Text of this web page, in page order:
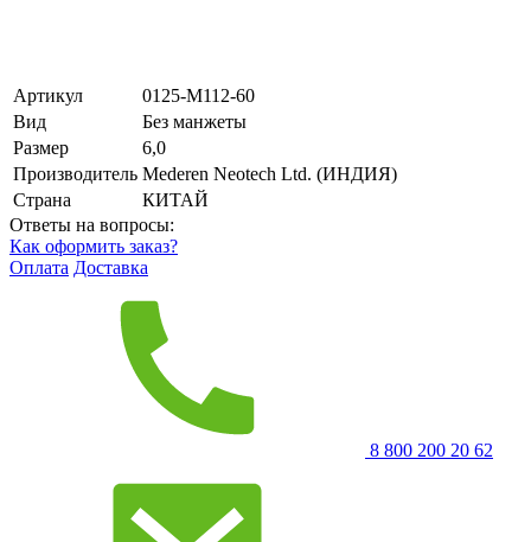
Артикул
0125-M112-60
Вид
Без манжеты
Размер
6,0
Производитель Mederen Neotech Ltd. (ИНДИЯ)
Страна
КИТАЙ
Ответы на вопросы:
Как оформить заказ?
Оплата Доставка
8 800 200 20 62